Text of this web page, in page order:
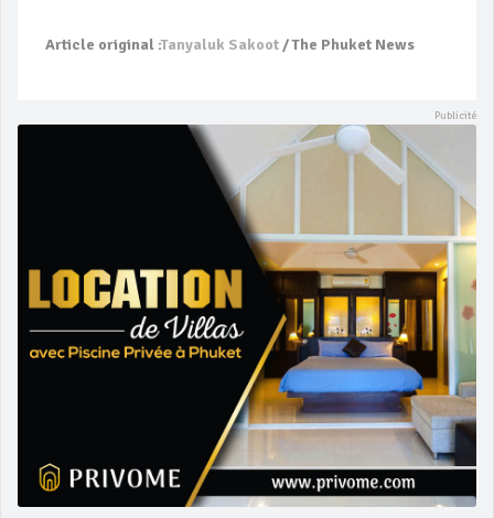
Article original :Tanyaluk Sakoot / The Phuket News